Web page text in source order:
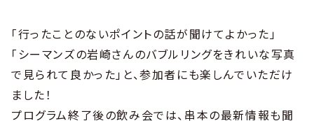
「行ったことのないポイントの話が聞けてよかった」
「シーマンズの岩崎さんのバブルリングをきれいな写真
で見られて良かった」と、参加者にも楽しんでいただけ
ました！
プログラム終了後の飲み会では、串本の最新情報も聞